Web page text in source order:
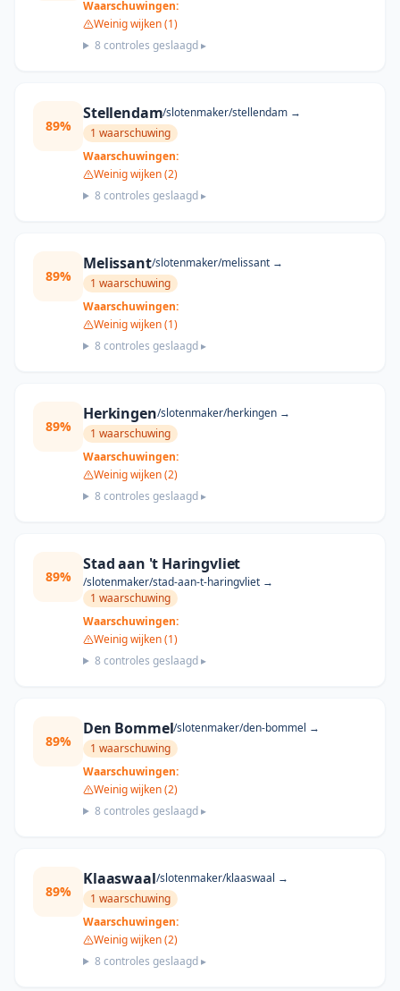
Waarschuwingen:
Weinig wijken (1)
8controles geslaagd ▸
89%
Stellendam/slotenmaker/stellendam →
1 waarschuwing
Waarschuwingen:
Weinig wijken (2)
8controles geslaagd ▸
89%
Melissant/slotenmaker/melissant→
1 waarschuwing
Waarschuwingen:
Weinig wijken (1)
8controles geslaagd ▸
89%
Herkingen/slotenmaker/herkingen→
1 waarschuwing
Waarschuwingen:
Weinig wijken (2)
8controles geslaagd ▸
89%
Stad aan 't Haringvliet
/slotenmaker/stad-aan-t-haringvliet →
1 waarschuwing
Waarschuwingen:
Weinig wijken (1)
8controles geslaagd ▸
89%
Den Bommel/slotenmaker/den-bommel →
1 waarschuwing
Waarschuwingen:
Weinig wijken (2)
8controles geslaagd ▸
89%
Klaaswaal/slotenmaker/klaaswaal →
1 waarschuwing
Waarschuwingen:
Weinig wijken (2)
8controles geslaagd ▸